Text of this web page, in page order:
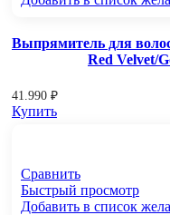
Выпрямитель для
Red Velvet/
41.990 ₽
Купить
Сравнить
Быстрый просмотр
Добавить в список